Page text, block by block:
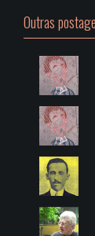
Outras